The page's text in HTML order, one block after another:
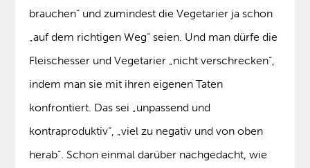
brauchen“ und zumindest die Vegetarier ja schon
„auf dem richtigen Weg“ seien. Und man dürfe die
Fleischesser und Vegetarier „nicht verschrecken“,
indem man sie mit ihren eigenen Taten
konfrontiert. Das sei „unpassend und
kontraproduktiv“, „viel zu negativ und von oben
herab“. Schon einmal darüber nachgedacht, wie